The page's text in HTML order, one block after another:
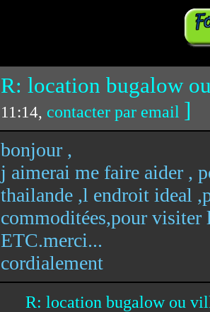
R: location bugalow
11:14, contacter par email ]
bonjour ,
j aimerai me faire aider ,
thailande ,l endroit ideal
commoditées,pour visiter
ETC.merci...
cordialement
R: location bugalow ou